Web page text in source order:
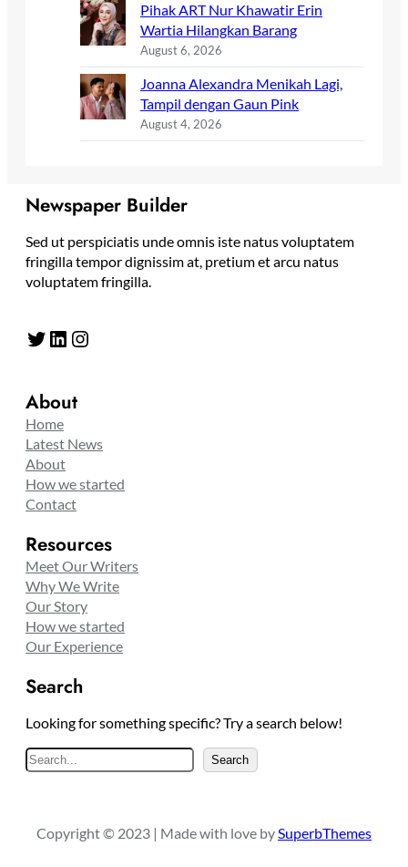
Pihak ART Nur Khawatir Erin
Wartia Hilangkan Barang
August 6, 2026
Joanna Alexandra Menikah Lagi,
Tampil dengan Gaun Pink
August 4, 2026
Newspaper Builder
Sed ut perspiciatis unde omnis iste natus voluptatem
fringilla tempor dignissim at, pretium et arcu natus
voluptatem fringilla.
Twitter LinkedIn Instagram
About
Home
Latest News
About
How we started
Contact
Resources
Meet Our Writers
Why We Write
Our Story
How we started
Our Experience
Search
Looking for something specific? Try a search below!
e
c
Search
Copyright © 2023 | Made with love bySuperbThemes